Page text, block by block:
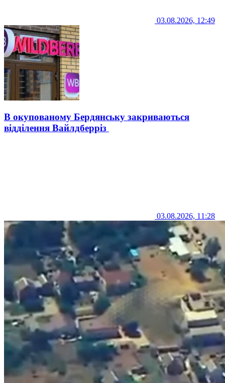
03.08.2026, 12:49
В окупованому Бердянську закриваються
відділення Вайлдберріз
03.08.2026, 11:28